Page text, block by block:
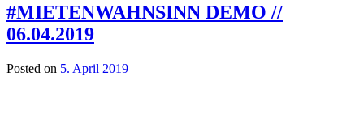
#MIETENWAHNSINN DEMO //
06.04.2019
Posted on 5. April 2019